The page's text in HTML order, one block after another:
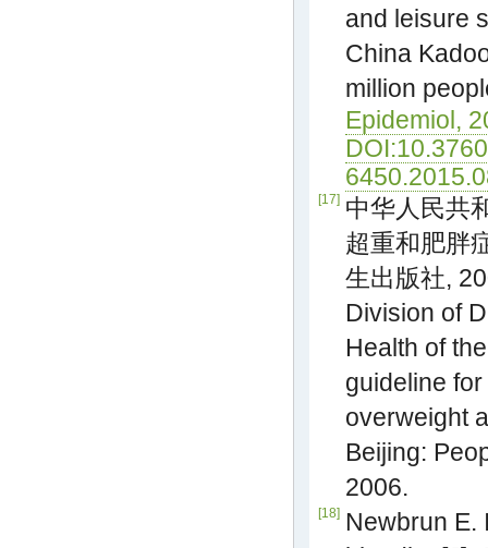
and leisure
China
million
Epidemiol,
[17] 中华人民共
超重和肥胖
生出版社,
Division of
Health of
guideline
overweight
Beijing:
2006.
[18]
Newbrun E.